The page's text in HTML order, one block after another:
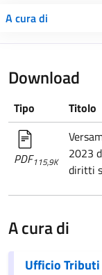
A cura di
Download
Tipo Titolo
PDF115,9K
2023
diritti
A cura di
Ufficio Tributi